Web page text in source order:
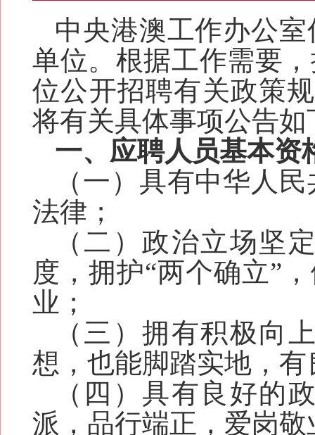
中央港澳工作办公
单位。根据工作需要
位公开招聘有关政策
将有关具体事项公告如
一、应聘人员基本资
（一）具有中华人
法律；
（二）政治立场坚
度，拥护“两个确立”
业；
（三）拥有积极向
想，也能脚踏实地，
（四）具有良好的
派，品行端正，爱岗